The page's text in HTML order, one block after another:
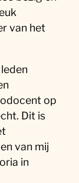
van het
op
Dit is
van mij
in